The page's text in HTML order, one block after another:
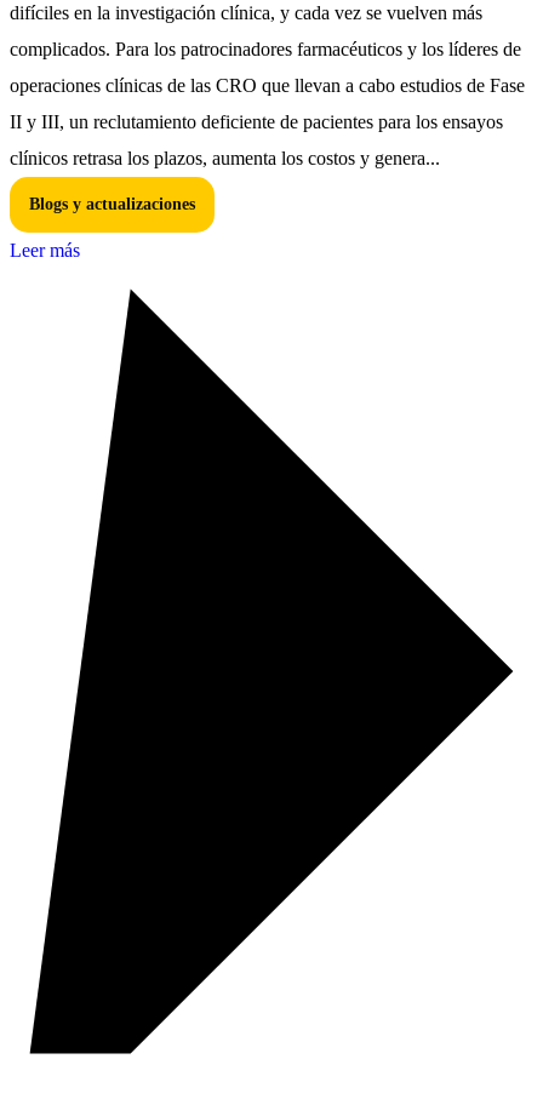
difíciles en la investigación clínica, y cada vez se vuelven más
complicados. Para los patrocinadores farmacéuticos y los líderes de
operaciones clínicas de las CRO que llevan a cabo estudios de Fase
II y III, un reclutamiento deficiente de pacientes para los ensayos
clínicos retrasa los plazos, aumenta los costos y genera...
Blogs y actualizaciones
Leer más